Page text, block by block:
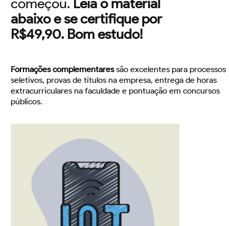
abaixo e se certifique por
R$49,90. Bom estudo!
Formações complementaressão excelentes para processos
seletivos, provas de títulos na empresa, entrega de horas
extracurriculares na faculdade e pontuação em concursos
públicos.